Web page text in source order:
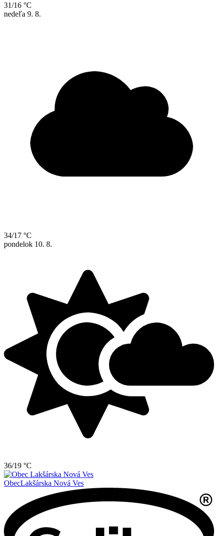
31/16 °C
nedeľa 9. 8.
34/17 °C
pondelok 10. 8.
36/19 °C
ObecLakšárska Nová Ves